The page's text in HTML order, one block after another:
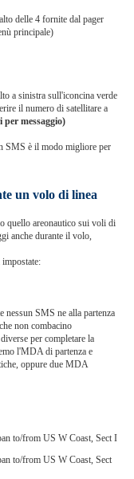
delle 4 fornite dal pager
principale)
a sinistra sull'iconcina verde
il numero di satellitare a
per messaggio)
SMS è il modo migliore per
un volo di linea
quello areonautico sui voli di
anche durante il volo,
nessun SMS ne alla partenza
non combacino
per completare la
l'MDA di partenza e
oppure due MDA
to/from US W Coast, Sect I
to/from US W Coast, Sect